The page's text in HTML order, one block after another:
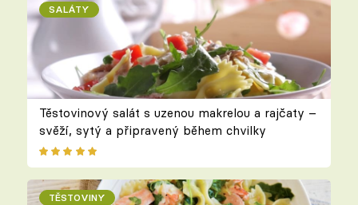
SALÁTY
Těstovinový salát s uzenou makrelou a rajčaty –
svěží, sytý a připravený během chvilky
TĚSTOVINY